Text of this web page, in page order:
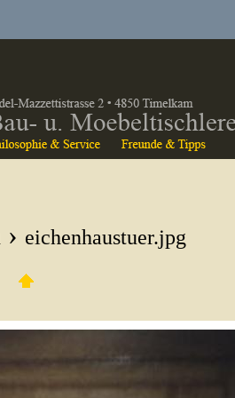
› eichenhaustuer.jpg